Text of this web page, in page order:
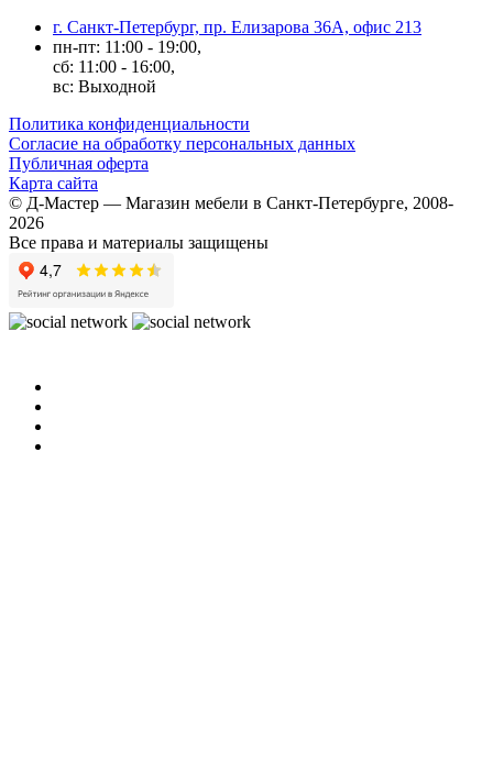
г. Санкт-Петербург, пр. Елизарова 36А, офис 213
пн-пт: 11:00 - 19:00,
сб: 11:00 - 16:00,
вс: Выходной
Политика конфиденциальности
Согласие на обработку персональных данных
Публичная оферта
Карта сайта
© Д-Мастер — Магазин мебели в Санкт-Петербурге, 2008-
2026
Все права и материалы защищены